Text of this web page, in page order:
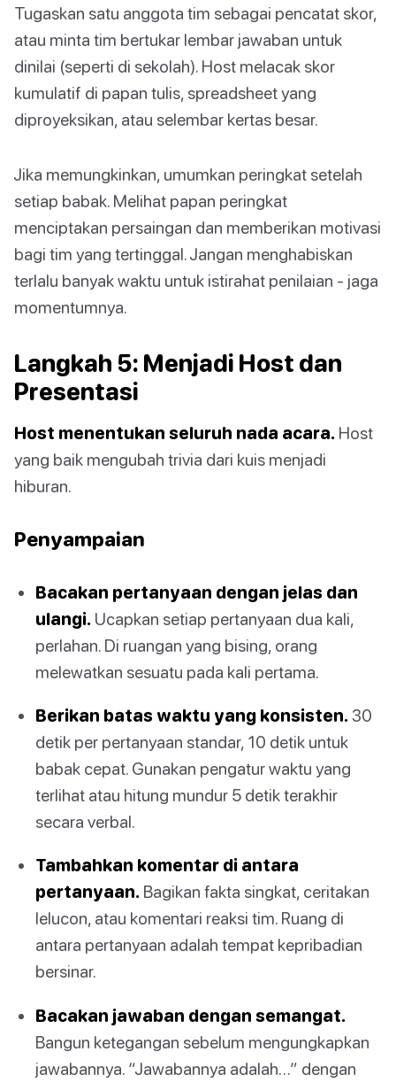
Tugaskan satu anggota tim sebagai pencatat skor,
atau minta tim bertukar lembar jawaban untuk
dinilai (seperti di sekolah). Host melacak skor
kumulatif di papan tulis, spreadsheet yang
diproyeksikan, atau selembar kertas besar.
Jika memungkinkan, umumkan peringkat setelah
setiap babak. Melihat papan peringkat
menciptakan persaingan dan memberikan motivasi
bagi tim yang tertinggal. Jangan menghabiskan
terlalu banyak waktu untuk istirahat penilaian - jaga
momentumnya.
Langkah 5: Menjadi Host dan
Presentasi
Host menentukan seluruh nada acara. Host
yang baik mengubah trivia dari kuis menjadi
hiburan.
Penyampaian
Bacakan pertanyaan dengan jelas dan
ulangi. Ucapkan setiap pertanyaan dua kali,
perlahan. Di ruangan yang bising, orang
melewatkan sesuatu pada kali pertama.
Berikan batas waktu yang konsisten. 30
detik per pertanyaan standar, 10 detik untuk
babak cepat. Gunakan pengatur waktu yang
terlihat atau hitung mundur 5 detik terakhir
secara verbal.
Tambahkan komentar di antara
pertanyaan. Bagikan fakta singkat, ceritakan
lelucon, atau komentari reaksi tim. Ruang di
antara pertanyaan adalah tempat kepribadian
bersinar.
Bacakan jawaban dengan semangat.
Bangun ketegangan sebelum mengungkapkan
jawabannya. “Jawabannya adalah…” dengan